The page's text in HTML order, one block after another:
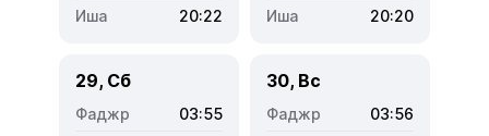
20:22
20:20
29, Сб
03:55
30, Вс
03:56